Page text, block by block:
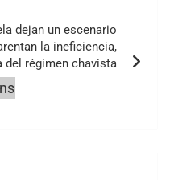
dejan un escenario
la ineficiencia,
del régimen chavista